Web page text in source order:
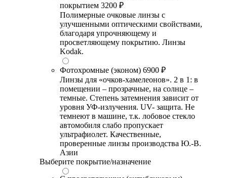
покрытием 3200 ₽
Полимерные очковые линзы с
улучшенными оптическими свойствами,
благодаря упрочняющему и
просветляющему покрытию. Линзы
Kodak.
Фотохромные (эконом) 6900 ₽
Линзы для «очков-хамелеонов». 2 в 1: в
помещении – прозрачные, на солнце –
темные. Степень затемнения зависит от
уровня УФ-излучения. UV- защита. Не
темнеют в машине, т.к. лобовое стекло
автомобиля слабо пропускает
ультрафиолет. Качественные,
проверенные линзы производства Ю.-В.
Азии
Выберите покрытие/назначение